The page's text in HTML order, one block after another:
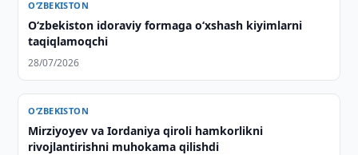
O‘ZBEKISTON
Oʻzbekiston idoraviy formaga oʻxshash kiyimlarni
taqiqlamoqchi
28/07/2026
O‘ZBEKISTON
Mirziyoyev va Iordaniya qiroli hamkorlikni
rivojlantirishni muhokama qilishdi